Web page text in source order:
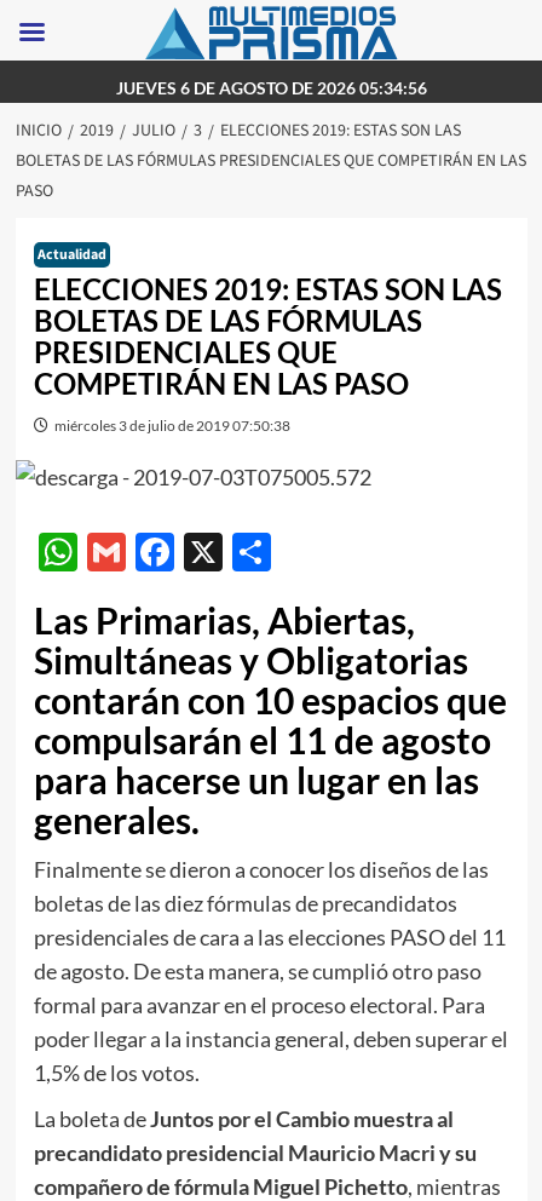
al
contenido
JUEVES 6 DE AGOSTO DE 2026 05:34:56
INICIO 2019 JULIO 3
ELECCIONES 2019: ESTAS SON LAS
BOLETAS DE LAS FÓRMULAS PRESIDENCIALES QUE COMPETIRÁN EN LAS
PASO
Actualidad
ELECCIONES 2019: ESTAS SON LAS
BOLETAS DE LAS FÓRMULAS
PRESIDENCIALES QUE
COMPETIRÁN EN LAS PASO
miércoles 3 de julio de 2019 07:50:38
WhatsApp
GmailFacebook
X Compartir
Las Primarias, Abiertas,
Simultáneas y Obligatorias
contarán con 10 espacios que
compulsarán el 11 de agosto
para hacerse un lugar en las
generales.
Finalmente se dieron a conocer los diseños de las
boletas de las diez fórmulas de precandidatos
presidenciales de cara a las elecciones PASO del 11
de agosto. De esta manera, se cumplió otro paso
formal para avanzar en el proceso electoral. Para
poder llegar a la instancia general, deben superar el
1,5% de los votos.
La boleta deJuntos por el Cambio muestra al
precandidato presidencial Mauricio Macri y su
compañero de fórmula Miguel Pichetto, mientras